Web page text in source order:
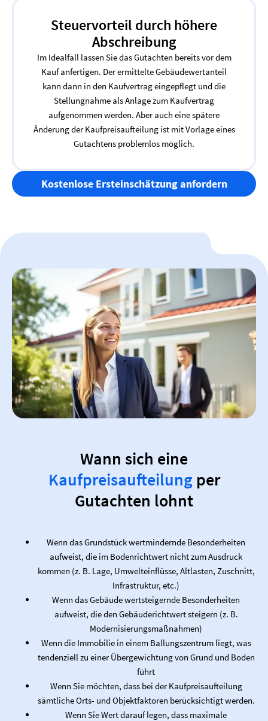
Steuervorteil durch höhere
Abschreibung
Im Idealfall lassen Sie das Gutachten bereits vor dem
Kauf anfertigen. Der ermittelte Gebäudewertanteil
kann dann in den Kaufvertrag eingepflegt und die
Stellungnahme als Anlage zum Kaufvertrag
aufgenommen werden. Aber auch eine spätere
Änderung der Kaufpreisaufteilung ist mit Vorlage eines
Gutachtens problemlos möglich.
Kostenlose Ersteinschätzung anfordern
Wann sich eine
Kaufpreisaufteilung per
Gutachten lohnt
Wenn das Grundstück wertmindernde Besonderheiten
aufweist, die im Bodenrichtwert nicht zum Ausdruck
kommen (z. B. Lage, Umwelteinflüsse, Altlasten, Zuschnitt,
Infrastruktur, etc.)
Wenn das Gebäude wertsteigernde Besonderheiten
aufweist, die den Gebäuderichtwert steigern (z. B.
Modernisierungsmaßnahmen)
Wenn die Immobilie in einem Ballungszentrum liegt, was
tendenziell zu einer Übergewichtung von Grund und Boden
führt
Wenn Sie möchten, dass bei der Kaufpreisaufteilung
sämtliche Orts- und Objektfaktoren berücksichtigt werden.
Wenn Sie Wert darauf legen, dass maximale